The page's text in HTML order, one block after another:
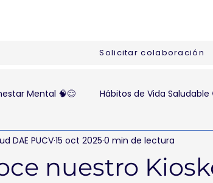
Solicitar colaboración
Mental 🧠😌 Hábitos de Vida Saludable
nuestro
DAE PUCV15 oct 2025 0 min de lectura